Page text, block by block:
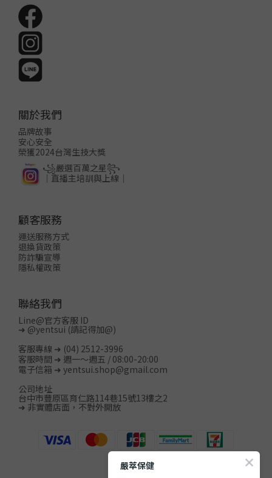
關於我們
品牌故事
安心安全
榮獲2024台灣生技大獎
꧁嚴選百萬之星꧂
│直播主培訓與上線│
顧客服務
運送服務方式
退換貨政策
防詐騙宣導
隱私權政策
聯絡我們
Line@官方客服 ID
➜ @yentsui (請記得加@)
客服專線 ➜ (04) 2512-3996
客服時間 ➜ 週一～週五 / 08:00-20:00
電子信箱 ➜ yentsui.shop@gmail.com
公司地址
台中市豐原區育仁路114巷15號13樓之2
➜ 非實體店面，不對外開放
嚴萃保健